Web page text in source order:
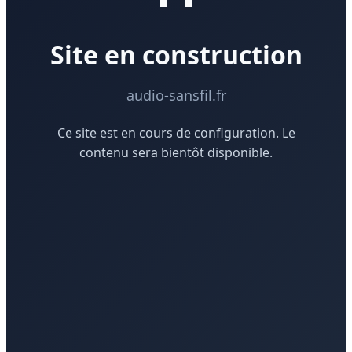
Site en construction
audio-sansfil.fr
Ce site est en cours de configuration. Le
contenu sera bientôt disponible.